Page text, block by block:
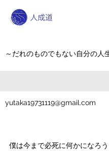
～だれのものでもない自分の人
yutaka19731119@gmail.com
僕は今まで必死に何かになろ